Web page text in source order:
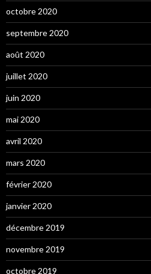
octobre 2020
septembre 2020
août 2020
juillet 2020
juin 2020
mai 2020
avril 2020
mars 2020
février 2020
janvier 2020
décembre 2019
novembre 2019
octobre 2019